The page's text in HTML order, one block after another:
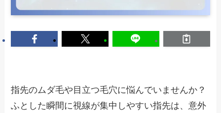
指先のムダ毛や目立つ毛穴に悩んでいませんか？
ふとした瞬間に視線が集中しやすい指先は、意外